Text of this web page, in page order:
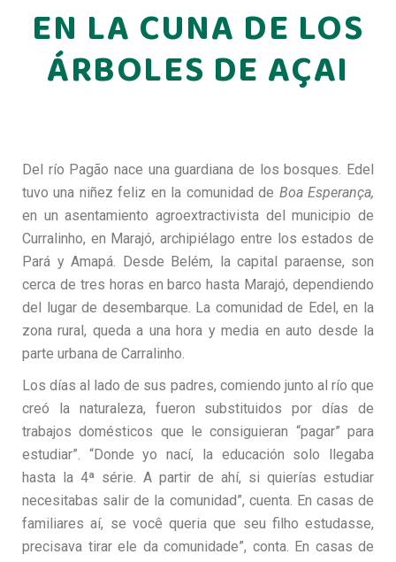
EN LA CUNA DE LOS
ÁRBOLES DE AÇAI
Del río Pagão nace una guardiana de los bosques. Edel
tuvo una niñez feliz en la comunidad de Boa Esperança,
en un asentamiento agroextractivista del municipio de
Curralinho, en Marajó, archipiélago entre los estados de
Pará y Amapá. Desde Belém, la capital paraense, son
cerca de tres horas en barco hasta Marajó, dependiendo
del lugar de desembarque. La comunidad de Edel, en la
zona rural, queda a una hora y media en auto desde la
parte urbana de Carralinho.
Los días al lado de sus padres, comiendo junto al río que
creó la naturaleza, fueron substituidos por días de
trabajos domésticos que le consiguieran “pagar” para
estudiar”. “Donde yo nací, la educación solo llegaba
hasta la 4ª série. A partir de ahí, si quierías estudiar
necesitabas salir de la comunidad”, cuenta. En casas de
familiares aí, se você queria que seu filho estudasse,
precisava tirar ele da comunidade”, conta. En casas de